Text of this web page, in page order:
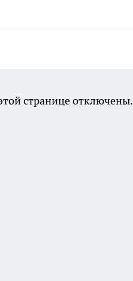
странице отключены.